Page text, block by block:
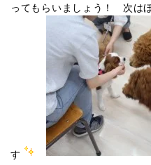
ってもらいましょう！ 次は
す